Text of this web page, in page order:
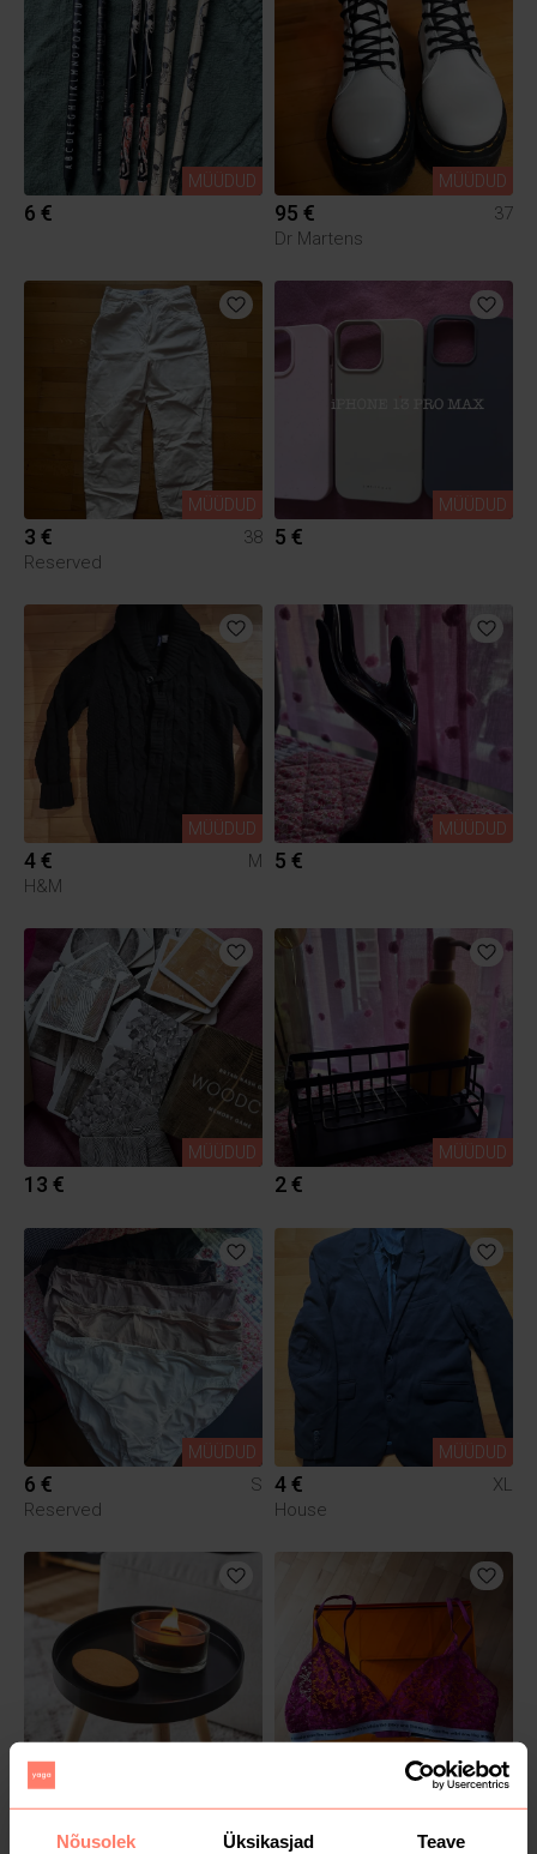
Nõusolek Üksikasjad Teave
MÜÜDUD
6 €
MÜÜDUD
95 €
37
Dr Martens
MÜÜDUD
3 €
38
Reserved
MÜÜDUD
5 €
MÜÜDUD
4 €
M
H&M
MÜÜDUD
5 €
MÜÜDUD
13 €
MÜÜDUD
2 €
MÜÜDUD
6 €
S
Reserved
MÜÜDUD
4 €
XL
House
4 €
MÜÜDUD
8 €
L
Calvin Klein